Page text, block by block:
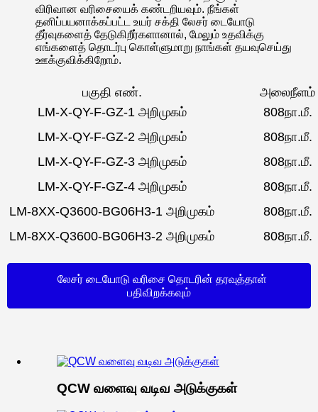
விரிவான வரிசையைக் கண்டறியவும். நீங்கள்
தனிப்பயனாக்கப்பட்ட உயர் சக்தி லேசர் டையோடு
தீர்வுகளைத் தேடுகிறீர்களானால், மேலும் உதவிக்கு
எங்களைத் தொடர்பு கொள்ளுமாறு நாங்கள் தயவுசெய்து
ஊக்குவிக்கிறோம்.
பகுதி எண்.
அலைநீளம்
LM-X-QY-F-GZ-1 அறிமுகம்
808நா.மீ.
LM-X-QY-F-GZ-2 அறிமுகம்
808நா.மீ.
LM-X-QY-F-GZ-3 அறிமுகம்
808நா.மீ.
LM-X-QY-F-GZ-4 அறிமுகம்
808நா.மீ.
LM-8XX-Q3600-BG06H3-1 அறிமுகம்
808நா.மீ.
LM-8XX-Q3600-BG06H3-2 அறிமுகம்
808நா.மீ.
லேசர் டையோடு வரிசை தொடரின் தரவுத்தாள்
பதிவிறக்கவும்
QCW வளைவு வடிவ அடுக்குகள்